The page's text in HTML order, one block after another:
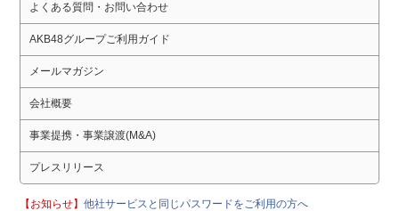
よくある質問・お問い合わせ
AKB48グループご利用ガイド
メールマガジン
会社概要
事業提携・事業譲渡(M&A)
プレスリリース
【お知らせ】他社サービスと同じパスワードをご利用の方へ